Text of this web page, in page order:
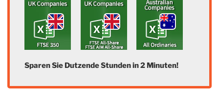
Sparen Sie Dutzende Stunden in 2 Minuten!